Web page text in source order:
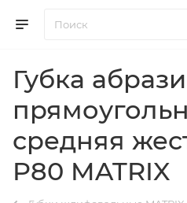
Губка
средняя
P80 MATRIX